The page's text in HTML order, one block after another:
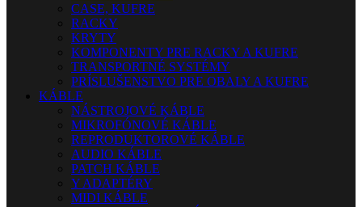
CASE, KUFRE
RACKY
KRYTY
KOMPONENTY PRE RACKY A KUFRE
TRANSPORTNÉ SYSTÉMY
PRÍSLUŠENSTVO PRE OBALY A KUFRE
KÁBLE
NÁSTROJOVÉ KÁBLE
MIKROFÓNOVÉ KÁBLE
REPRODUKTOROVÉ KÁBLE
AUDIO KÁBLE
PATCH KÁBLE
Y ADAPTÉRY
MIDI KÁBLE